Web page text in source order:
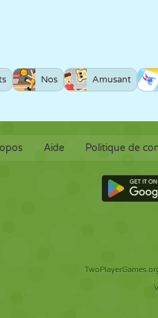
Nos Amusant
Aide Politique de